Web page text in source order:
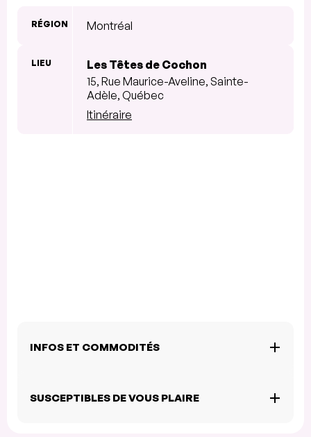
RÉGION Montréal
LIEU
Les Têtes de Cochon
15, Rue Maurice-Aveline, Sainte-
Adèle, Québec
Itinéraire
INFOS ET COMMODITÉS
SUSCEPTIBLES DE VOUS PLAIRE